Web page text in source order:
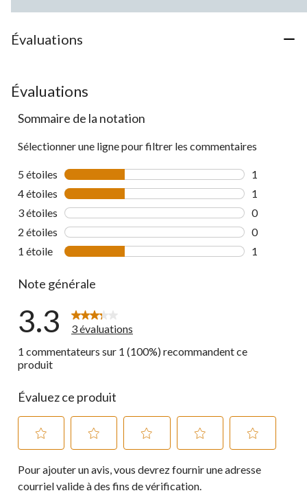
Évaluations
Évaluations
Sommaire de la notation
Sélectionner une ligne pour filtrer les commentaires
5 étoiles étoiles
1
4 étoiles étoiles
1
3 étoiles étoiles
0
2 étoiles étoiles
0
1 étoile étoiles
1
Note générale
3.3
3 évaluations
1 commentateurs sur 1 (100%) recommandent ce
produit
Évaluez ce produit
pour
évaluer
pour
évaluer
pour
évaluer
pour
évaluer
pour
Pour ajouter un avis, vous devrez fournir une adresse
courriel valide à des fins de vérification.